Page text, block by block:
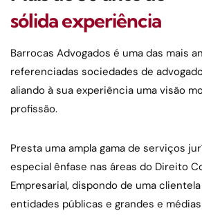
Baixa de Lisboa frente ao
Saiba mais
sólida experiência
Barrocas Advogados é uma das mais
referenciadas sociedades de
aliando à sua experiência uma visão
profissão.
Presta uma ampla gama de serviços
especial ênfase nas áreas do Direito
Empresarial, dispondo de uma
entidades públicas e grandes e